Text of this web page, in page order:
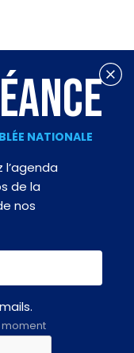
NATIONALE
l’agenda
de la
nos
moment